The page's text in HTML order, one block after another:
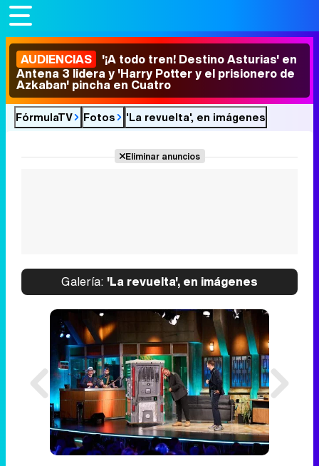
AUDIENCIAS '¡A todo tren! Destino Asturias' en
Antena 3 lidera y 'Harry Potter y el prisionero de
Azkaban' pincha en Cuatro
FórmulaTV Fotos 'La revuelta', en imágenes
Eliminar anuncios
Galería: 'La revuelta', en imágenes